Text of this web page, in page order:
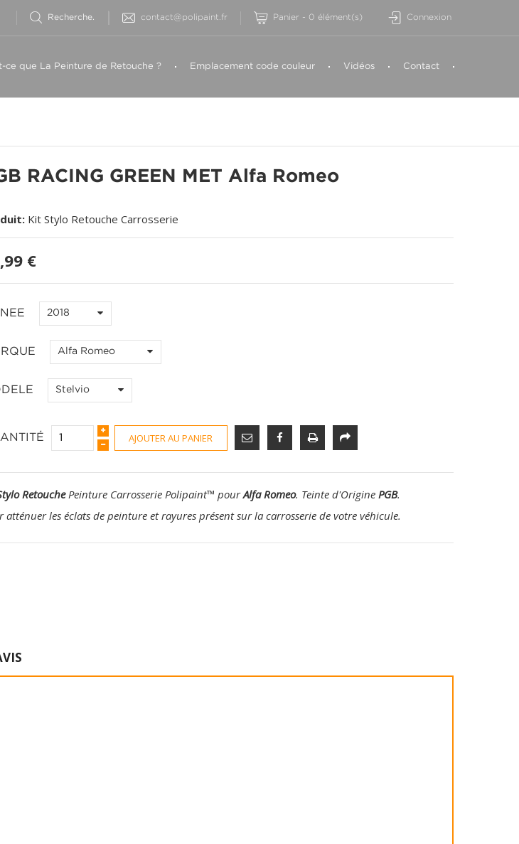
contact@polipaint.fr Panier - 0 élément(s) Connexion
ce que La Peinture de Retouche ? Emplacement code couleur Vidéos Contact
RACING GREEN MET Alfa Romeo
Kit Stylo Retouche Carrosserie
€
2018
Alfa Romeo
Stelvio
AJOUTER AU PANIER
RetouchePeinture Carrosserie Polipaint™ pourAlfa Romeo. Teinte d'Origine PGB.
atténuer les éclats de peinture et rayures présent sur la carrosserie de votre véhicule.